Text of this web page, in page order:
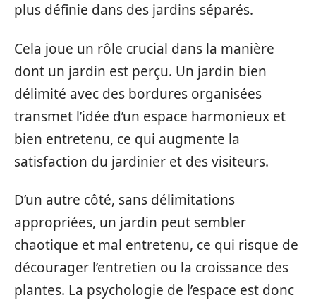
plus définie dans des jardins séparés.
Cela joue un rôle crucial dans la manière
dont un jardin est perçu. Un jardin bien
délimité avec des bordures organisées
transmet l’idée d’un espace harmonieux et
bien entretenu, ce qui augmente la
satisfaction du jardinier et des visiteurs.
D’un autre côté, sans délimitations
appropriées, un jardin peut sembler
chaotique et mal entretenu, ce qui risque de
décourager l’entretien ou la croissance des
plantes. La psychologie de l’espace est donc